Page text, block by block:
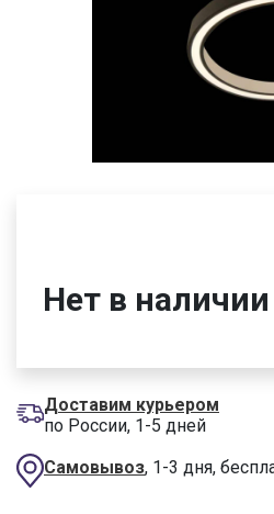
Нет в наличии
Доставим курьером
по России, 1-5 дней
Самовывоз, 1-3 дня,